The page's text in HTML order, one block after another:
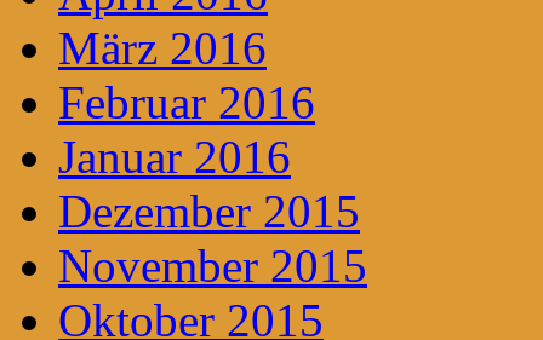
März 2016
Februar 2016
Januar 2016
Dezember 2015
November 2015
Oktober 2015